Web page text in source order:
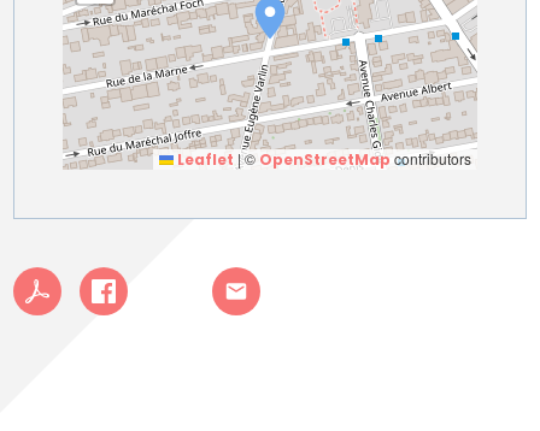
Leaflet |© OpenStreetMap contributors